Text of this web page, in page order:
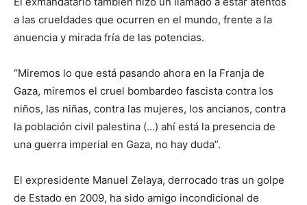
a las crueldades que ocurren en el mundo, frente a la
anuencia y mirada fría de las potencias.
“Miremos lo que está pasando ahora en la Franja de
Gaza, miremos el cruel bombardeo fascista contra los
niños, las niñas, contra las mujeres, los ancianos, contra
la población civil palestina (…) ahí está la presencia de
una guerra imperial en Gaza, no hay duda”.
El expresidente Manuel Zelaya, derrocado tras un golpe
de Estado en 2009, ha sido amigo incondicional de